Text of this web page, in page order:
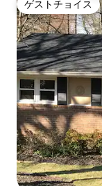
ゲストチョイス
ゲストチョイス